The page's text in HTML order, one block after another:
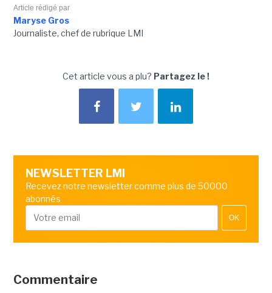
Article rédigé par
Maryse Gros
Journaliste, chef de rubrique LMI
Cet article vous a plu? Partagez le !
NEWSLETTER LMI
Recevez notre newsletter comme plus de 50000
abonnés
OK
Commentaire